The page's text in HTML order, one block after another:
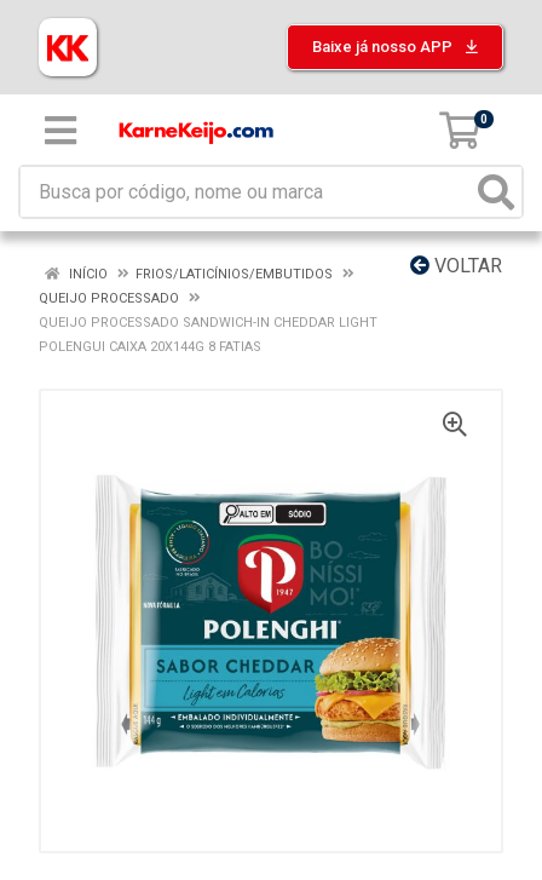
Baixe já nosso APP
0
VOLTAR
INÍCIO
FRIOS/LATICÍNIOS/EMBUTIDOS
QUEIJO PROCESSADO
QUEIJO PROCESSADO SANDWICH-IN CHEDDAR LIGHT
POLENGUI CAIXA 20X144G 8 FATIAS